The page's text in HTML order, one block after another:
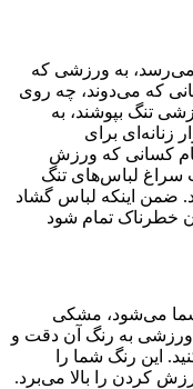
به ورزشی که
که می‌دوند، چه روی
تنگ بپوشند، به
زنانه‌ای برای
کسانی که ورزش‌
سراغ لباس‌های تنگ
ضمن اینکه لباس گشاد
خطرناک تمام شود
شما می‌شود، مشکی
به رنگ آن دقت و
این رنگ شما را
کردن را بالا می‌برد.